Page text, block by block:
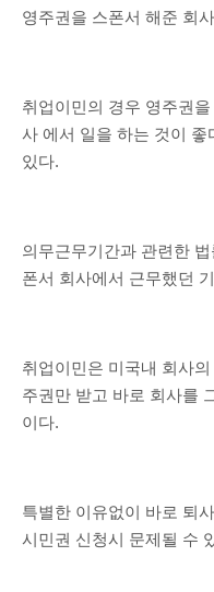
영주권을 스폰서 해준 회
취업이민의 경우 영주권
사 에서 일을 하는 것이
있다.
의무근무기간과 관련한
폰서 회사에서 근무했던
취업이민은 미국내 회사
주권만 받고 바로 회사를
이다.
특별한 이유없이 바로 퇴
시민권 신청시 문제될 수